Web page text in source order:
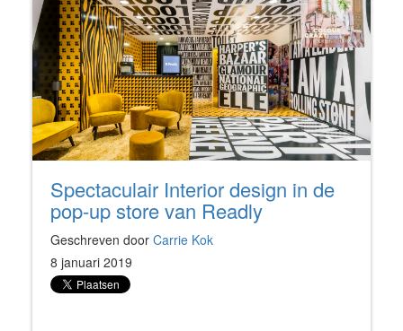
Spectaculair Interior design in de
pop-up store van Readly
Geschreven door Carrie Kok
8 januari 2019